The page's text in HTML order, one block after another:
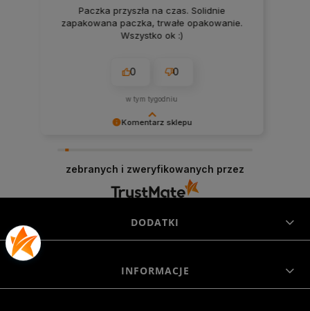
Komentarz sklepu
możemy zapewnić odpowiednią obsługę tak
świetnym klientom. Dziękujemy raz jeszcze!
Paczka przyszła na czas. Solidnie
zapakowana paczka, trwałe opakowanie.
Wszystko ok :)
0 0
w tym tygodniu
zebranych i zweryfikowanych przez
DODATKI
INFORMACJE